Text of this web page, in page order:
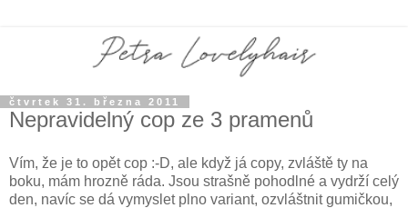
čtvrtek 31. března 2011
Nepravidelný cop ze 3 pramenů
Vím, že je to opět cop :-D, ale když já copy, zvláště ty na
boku, mám hrozně ráda. Jsou strašně pohodlné a vydrží celý
den, navíc se dá vymyslet plno variant, ozvláštnit gumičkou,